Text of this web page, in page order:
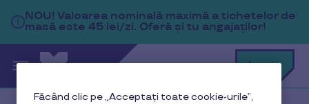
Sari la conținutul principal
Login
NOU! Valoarea nominală maximă a tichetelor de
masă este 45 lei/zi. Oferă și tu angajaților!
Făcând clic pe „Acceptați toate cookie-urile”,